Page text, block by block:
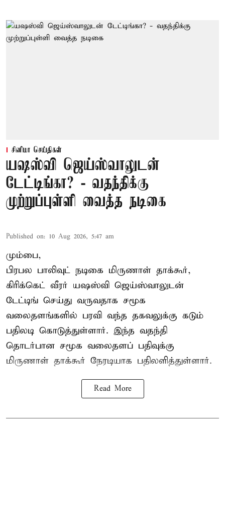
சினிமா செய்திகள்
யஷஸ்வி ஜெய்ஸ்வாலுடன்
டேட்டிங்கா? - வதந்திக்கு
முற்றுப்புள்ளி வைத்த நடிகை
Published on: 10 Aug 2026, 5:47 am
மும்பை,
பிரபல பாலிவுட் நடிகை மிருணாள் தாக்கூர்,
கிரிக்கெட் வீரர் யஷஸ்வி ஜெய்ஸ்வாலுடன்
டேட்டிங் செய்து வருவதாக சமூக
வலைதளங்களில் பரவி வந்த தகவலுக்கு கடும்
பதிலடி கொடுத்துள்ளார். இந்த வதந்தி
தொடர்பான சமூக வலைதளப் பதிவுக்கு
மிருணாள் தாக்கூர் நேரடியாக பதிலளித்துள்ளார்.
Read More